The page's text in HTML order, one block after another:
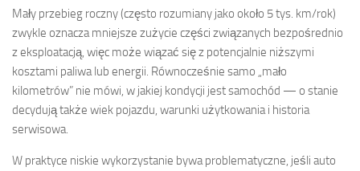
Mały przebieg roczny (często rozumiany jako około 5 tys. km/rok)
zwykle oznacza mniejsze zużycie części związanych bezpośrednio
z eksploatacją, więc może wiązać się z potencjalnie niższymi
kosztami paliwa lub energii. Równocześnie samo „mało
kilometrów” nie mówi, w jakiej kondycji jest samochód — o stanie
decydują także wiek pojazdu, warunki użytkowania i historia
serwisowa.
W praktyce niskie wykorzystanie bywa problematyczne, jeśli auto